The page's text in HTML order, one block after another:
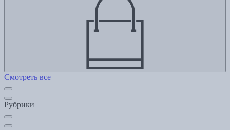
Смотреть все
Рубрики